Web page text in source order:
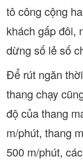
tô công cộng
khách gấp đôi,
dừng số lẻ số
Để rút ngăn
thang chạy
độ của thang
m/phút, thang
500 m/phút,